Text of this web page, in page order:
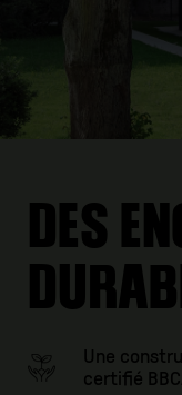
DES
Une
certifié